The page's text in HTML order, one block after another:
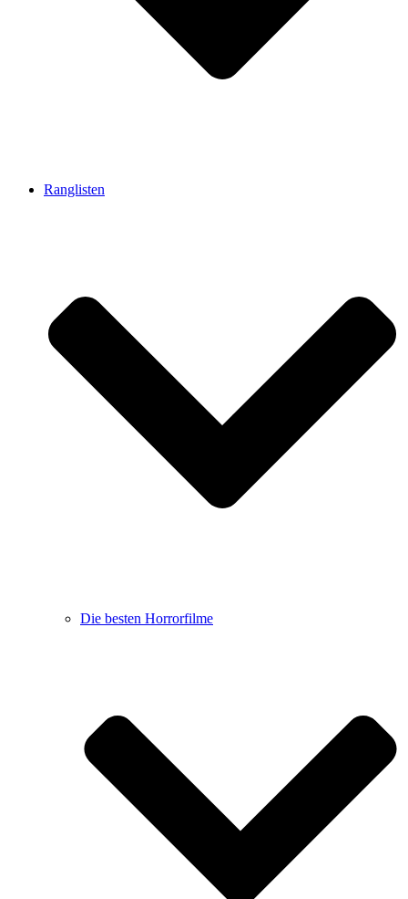
Ranglisten
Die besten Horrorfilme